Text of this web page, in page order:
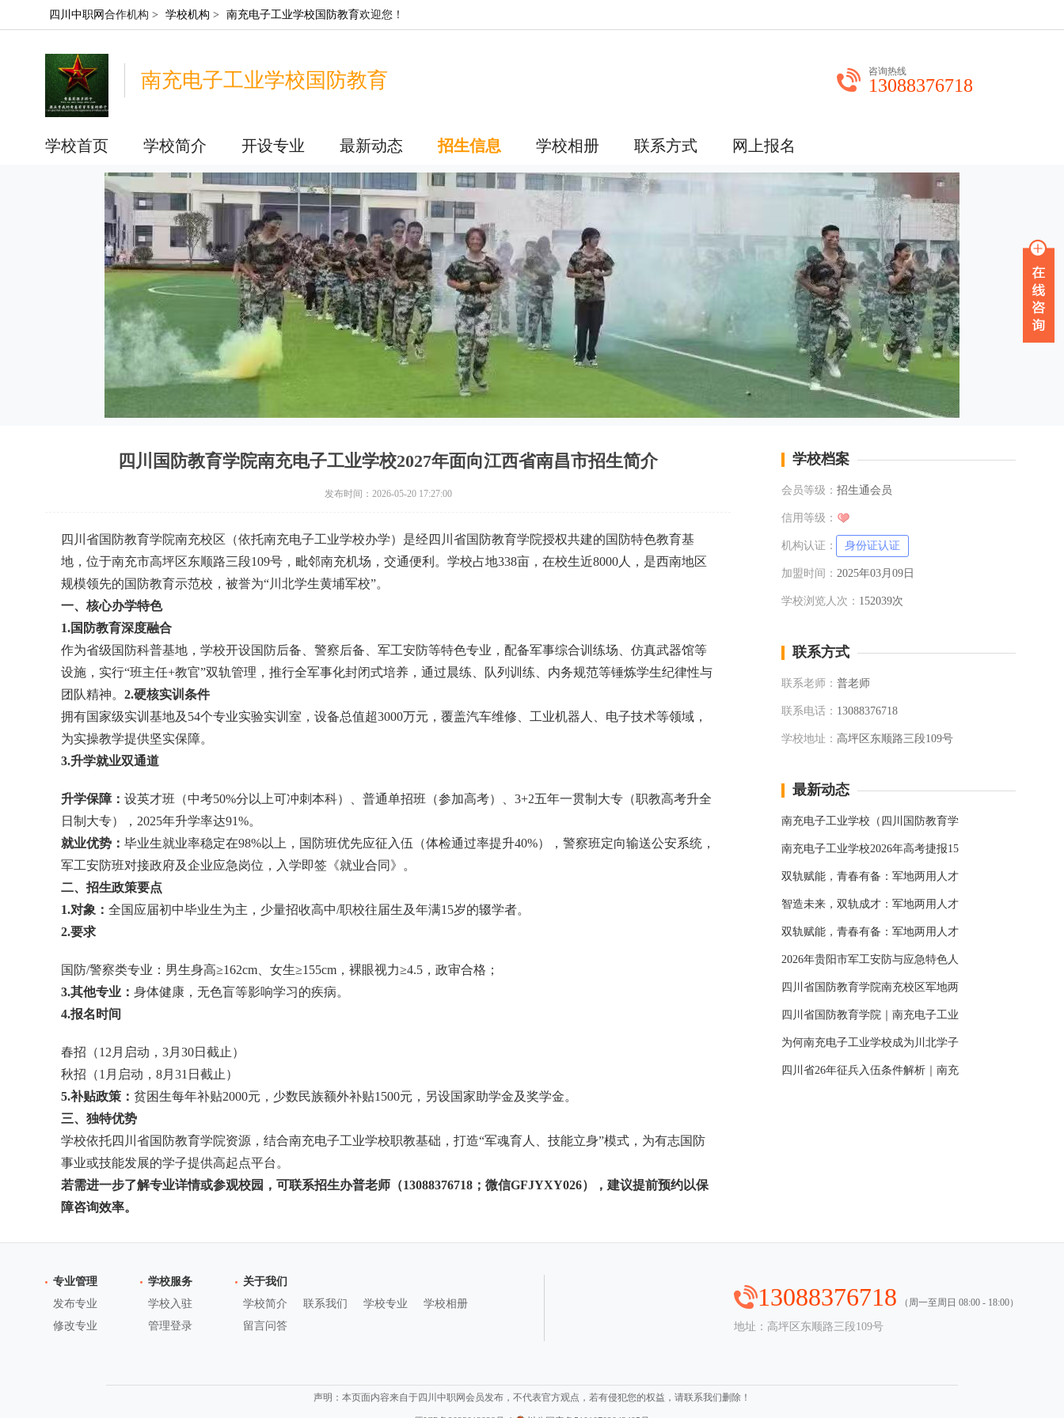
四川中职网 合作机构 > 学校机构 > 南充电子工业学校国防教育欢迎您！
南充电子工业学校国防教育 咨询热线
13088376718
学校首页 学校简介 开设专业 最新动态 招生信息 学校相册 联系方式 网上报名
四川国防教育学院南充电子工业学校2027年面向江西省南昌市招生简介
发布时间：2026-05-20 17:27:00
四川省国防教育学院南充校区（依托南充电子工业学校办学）是经四川省国防教育学院授权共建的国防特色教育基
地，位于南充市高坪区东顺路三段109号，毗邻南充机场，交通便利。学校占地338亩，在校生近8000人，是西南地区
规模领先的国防教育示范校，被誉为“川北学生黄埔军校”。
一、核心办学特色
1.国防教育深度融合
作为省级国防科普基地，学校开设国防后备、警察后备、军工安防等特色专业，配备军事综合训练场、仿真武器馆等
设施，实行“班主任+教官”双轨管理，推行全军事化封闭式培养，通过晨练、队列训练、内务规范等锤炼学生纪律性与
团队精神。 2.硬核实训条件
拥有国家级实训基地及54个专业实验实训室，设备总值超3000万元，覆盖汽车维修、工业机器人、电子技术等领域，
为实操教学提供坚实保障。
3.升学就业双通道
升学保障： 设英才班 （中考50%分以上可冲刺本科）、普通单招班（参加高考）、3+2五年一贯制大专（职教高考升全
日制大专），2025年升学率达91%。
就业优势： 毕业生就业率稳定在98%以上，国防班优先应征入伍（体检通过率提升40%），警察班定向输送公安系统，
军工安防班对接政府及企业应急岗位，入学即签《就业合同》。
二、招生政策要点
1.对象： 全国应届初中毕业生为主，少量招收高中/职校往届生及年满15岁的辍学者。
2.要求
国防/警察类专业：男生身高≥162cm、女生≥155cm，裸眼视力≥4.5，政审合格；
3.其他专业： 身体健康，无色盲等影响学习的疾病。
4.报名时间
春招（12月启动，3月30日截止）
秋招（1月启动，8月31日截止）
5.补贴政策： 贫困生每年补贴2000元，少数民族额外补贴1500元，另设国家助学金及奖学金。
三、独特优势
学校依托四川省国防教育学院资源，结合南充电子工业学校职教基础，打造“军魂育人、技能立身”模式，为有志国防
事业或技能发展的学子提供高起点平台。
若需进一步了解专业详情或参观校园，可联系招生办普老师（13088376718；微信GFJYXY026），建议提前预约以保
障咨询效率。
学校档案
会员等级： 招生通会员
信用等级：
机构认证： 身份证认证
加盟时间： 2025年03月09日
学校浏览人次： 152039次
联系方式
联系老师： 普老师
联系电话： 13088376718
学校地址： 高坪区东顺路三段109号
最新动态
南充电子工业学校（四川国防教育学
南充电子工业学校2026年高考捷报15
双轨赋能，青春有备：军地两用人才
智造未来，双轨成才：军地两用人才
双轨赋能，青春有备：军地两用人才
2026年贵阳市军工安防与应急特色人
四川省国防教育学院南充校区军地两
四川省国防教育学院｜南充电子工业
为何南充电子工业学校成为川北学子
四川省26年征兵入伍条件解析｜南充
专业管理
发布专业
修改专业
学校服务
学校入驻
管理登录
关于我们
学校简介
联系我们 学校专业
学校相册
留言问答
13088376718 （周一至周日 08:00 - 18:00）
地址：高坪区东顺路三段109号
声明：本页面内容来自于四川中职网会员发布，不代表官方观点，若有侵犯您的权益，请联系我们删除！